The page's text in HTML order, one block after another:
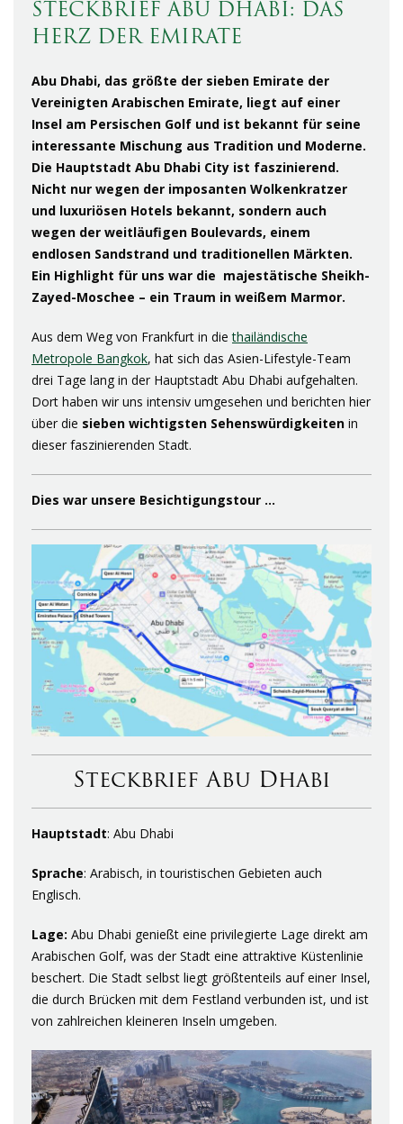
STECKBRIEF ABU DHABI: DAS
HERZ DER EMIRATE
Abu Dhabi, das größte der sieben Emirate der
Vereinigten Arabischen Emirate, liegt auf einer
Insel am Persischen Golf und ist bekannt für seine
interessante Mischung aus Tradition und Moderne.
Die Hauptstadt Abu Dhabi City ist faszinierend.
Nicht nur wegen der imposanten Wolkenkratzer
und luxuriösen Hotels bekannt, sondern auch
wegen der weitläufigen Boulevards, einem
endlosen Sandstrand und traditionellen Märkten.
Ein Highlight für uns war die majestätische Sheikh-
Zayed-Moschee – ein Traum in weißem Marmor.
Aus dem Weg von Frankfurt in diethailändische
Metropole Bangkok, hat sich das Asien-Lifestyle-Team
drei Tage lang in der Hauptstadt Abu Dhabi aufgehalten.
Dort haben wir uns intensiv umgesehen und berichten hier
über die sieben wichtigsten Sehenswürdigkeiten in
dieser faszinierenden Stadt.
Dies war unsere Besichtigungstour …
Steckbrief Abu Dhabi
Hauptstadt: Abu Dhabi
Sprache: Arabisch, in touristischen Gebieten auch
Englisch.
Lage: Abu Dhabi genießt eine privilegierte Lage direkt am
Arabischen Golf, was der Stadt eine attraktive Küstenlinie
beschert. Die Stadt selbst liegt größtenteils auf einer Insel,
die durch Brücken mit dem Festland verbunden ist, und ist
von zahlreichen kleineren Inseln umgeben.